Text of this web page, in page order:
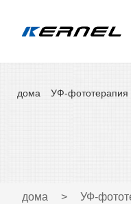
дома УФ-фототерапия
дома > УФ-